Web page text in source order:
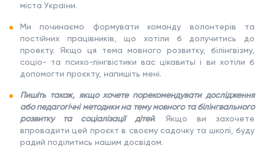
міста України.
Ми починаємо формувати команду волонтерів та
постійних працівників, що хотіли б долучитись до
проекту. Якщо ця тема мовного розвитку, білінгвізму,
соціо- та психо-лінгвістики вас цікавитьі і ви хотіли б
допомогти проєкту, напишіть мені.
Пишіть також, якщо хочете порекомендувати дослідження
або педагогічні методики на тему мовного та білінгвального
розвитку та соціалізації дітей. Якщо ви захочете
впровадити цей проєкт в своєму садочку та школі, буду
радий поділитись нашим досвідом.